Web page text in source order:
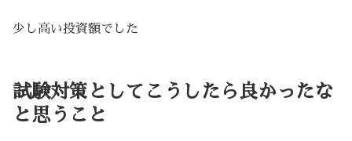
少し高い投資額でした
試験対策としてこうしたら良かったな
と思うこと